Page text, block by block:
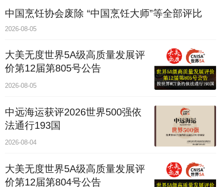
中国烹饪协会废除 “中国烹饪大师”等全部评比
2026-08-05
大美无度世界5A级高质量发展评
价第12届第805号公告
2026-08-05
中远海运获评2026世界500强依
法通行193国
2026-08-04
大美无度世界5A级高质量发展评
价第12届第804号公告